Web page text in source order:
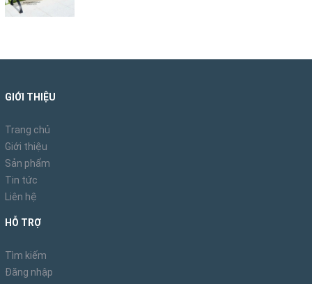
GIỚI THIỆU
Trang chủ
Giới thiệu
Sản phẩm
Tin tức
Liên hệ
HỖ TRỢ
Tìm kiếm
Đăng nhập